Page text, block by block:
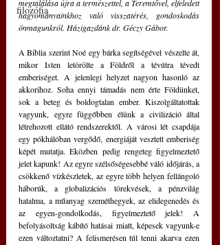
filozófia
megtalálása újra a természettel, a Teremtővel, elfeledett
hagyományainkhoz való visszatérés, gondoskodás
önmagunkról. Házigazdánk dr. Géczy Gábor.
A Biblia szerint Noé egy bárka segítségével vészelte át,
mikor Isten letörölte a Földről a tévútra tévedt
emberiséget. A jelenlegi helyzet nagyon hasonló az
akkorihoz. Soha ennyi támadás nem érte Földünket,
sok a beteg és boldogtalan ember. Kiszolgáltatottak
vagyunk, egyre függőbben élünk a civilizáció által
létrehozott ellátó rendszerektől. A városi lét csapdája
egy pókhálóban vergődő, energiáját vesztett emberiség
képét mutatja. Eközben pedig rengeteg figyelmeztető
jelet kapunk! Az egyre szélsőségesebbé váló időjárás, a
csökkenő vízkészletek, az egyre több helyen fellángoló
háborúk, a globalizációs törekvések, a pénzvilág
hatalma, a műanyag szeméthegyek, az elidegenedés és
az egyen-gondolkodás, figyelmeztető jelek! A
befolyásoltság kábító hatásai miatt, képesek vagyunk-e
ezen változtatni? A felismerésen túl tenni akarva ezen